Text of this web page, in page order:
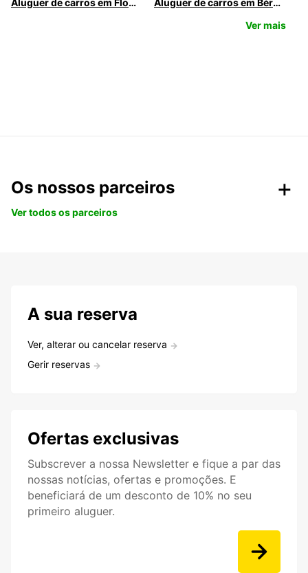
Aluguer de carros em Florença
Aluguer de carros em Bérgamo
Ver mais
Os nossos parceiros
Ver todos os parceiros
A sua reserva
Ver, alterar ou cancelar reserva
Gerir reservas
Ofertas exclusivas
Subscrever a nossa Newsletter e fique a par das
nossas notícias, ofertas e promoções. E
beneficiará de um desconto de 10% no seu
primeiro aluguer.